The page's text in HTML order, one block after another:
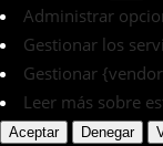
Administrar
Gestionar los
Gestionar
Leer más sobre
Aceptar Denegar